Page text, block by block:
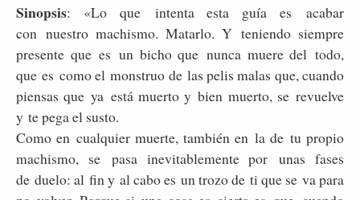
Sinopsis: «Lo que intenta esta guía es acabar
con nuestro machismo. Matarlo. Y teniendo siempre
presente que es un bicho que nunca muere del todo,
que es como el monstruo de las pelis malas que, cuando
piensas que ya está muerto y bien muerto, se revuelve
y te pega el susto.
Como en cualquier muerte, también en la de tu propio
machismo, se pasa inevitablemente por unas fases
de duelo: al fin y al cabo es un trozo de ti que se va para